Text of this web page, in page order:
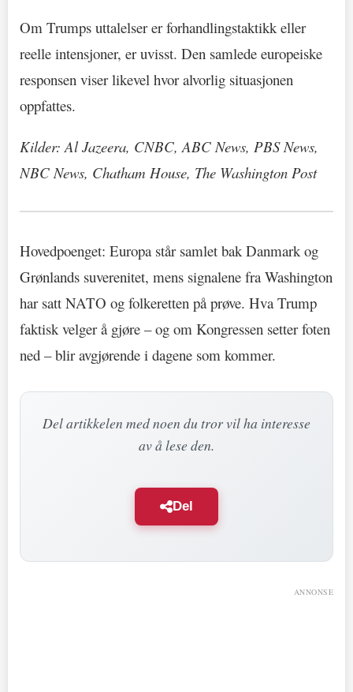
Om Trumps uttalelser er forhandlingstaktikk eller
reelle intensjoner, er uvisst. Den samlede europeiske
responsen viser likevel hvor alvorlig situasjonen
oppfattes.
Kilder: Al Jazeera, CNBC, ABC News, PBS News,
NBC News, Chatham House, The Washington Post
Hovedpoenget: Europa står samlet bak Danmark og
Grønlands suverenitet, mens signalene fra Washington
har satt NATO og folkeretten på prøve. Hva Trump
faktisk velger å gjøre – og om Kongressen setter foten
ned – blir avgjørende i dagene som kommer.
Del artikkelen med noen du tror vil ha interesse
av å lese den.
Del
ANNONSE